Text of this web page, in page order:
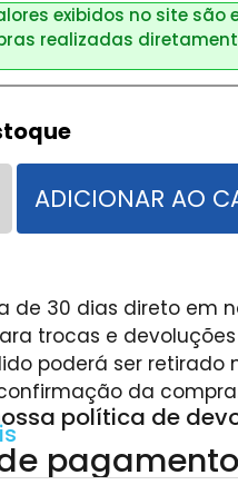
exibidos no site são
realizadas
ADICIONAR AO
de 30 dias direto em
trocas e devoluções
poderá ser retirado
da
política de
pagamento